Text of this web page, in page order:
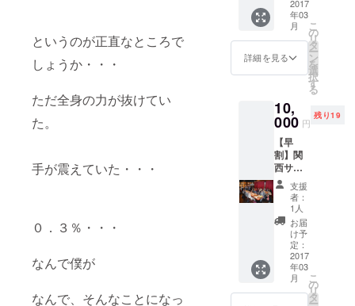
というのが正直なところで
しょうか・・・
ただ全身の力が抜けてい
た。
手が震えていた・・・
０．３％・・・
なんで僕が
なんで、そんなことになっ
主宰、2005
年有限会社
セラフィー
設立、2008
年11月パー
プ関西異業
種交流会ス
タート、
2009年パー
トナーシッ
プPlus異業種
交流会へ名
称変更し全
2010年3月関
西ビジネス
インバ
MASSA
（１
０，０
００円
分食事
お店の
紹介は
本文に
掲載。
※詳細は
メール
にて。
2017
年03
月
詳細を見る
こ
の
リ
タ
ー
ン
を
選
択
す
る
10,
000 円
残り19
【早
割】関
西サテ
ライト
主催ラ
ンチチ
ケット
◆仲井
本人よ
りお礼
のメッ
セージ
◆ラン
支援
者：
1人
お届
け予
定：
2017
年03
月
こ
の
リ
タ